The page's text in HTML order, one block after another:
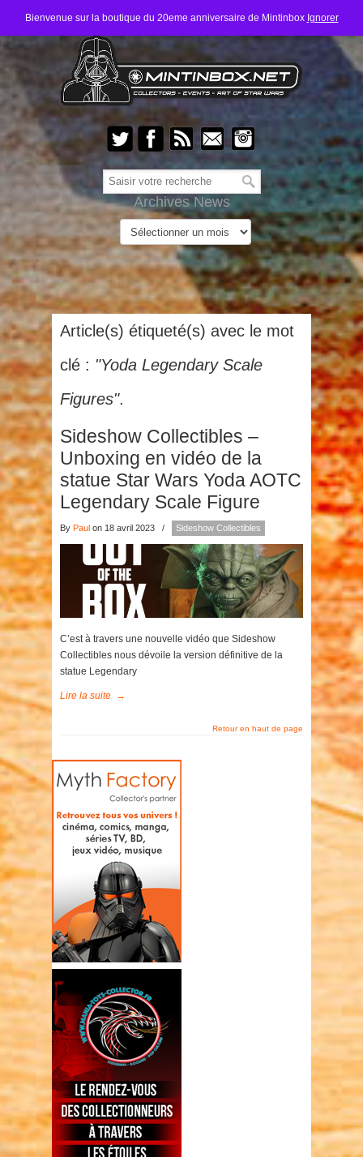
Bienvenue sur la boutique du 20eme anniversaire de Mintinbox Ignorer
Archives News
Article(s) étiqueté(s) avec le mot
clé : "Yoda Legendary Scale
Figures".
Sideshow Collectibles –
Unboxing en vidéo de la
statue Star Wars Yoda AOTC
Legendary Scale Figure
By Paul on 18 avril 2023 / Sideshow Collectibles
C’est à travers une nouvelle vidéo que Sideshow
Collectibles nous dévoile la version définitive de la
statue Legendary
Lire la suite →
Retour en haut de page